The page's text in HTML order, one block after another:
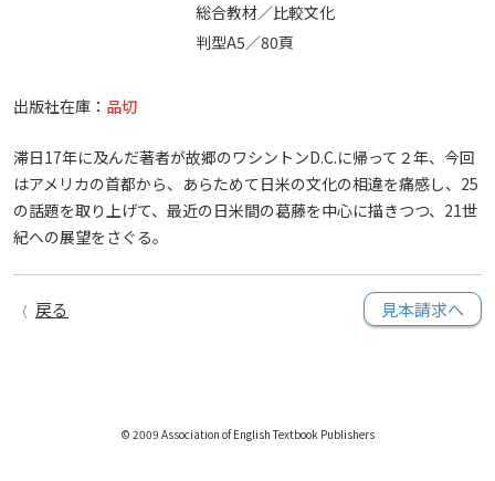
総合教材／比較文化
判型A5／80頁
出版社在庫： 品切
滞日17年に及んだ著者が故郷のワシントンD.C.に帰って２年、今回
はアメリカの首都から、あらためて日米の文化の相違を痛感し、25
の話題を取り上げて、最近の日米間の葛藤を中心に描きつつ、21世
紀への展望をさぐる。
戻る 見本請求へ
© 2009 Association of English Textbook Publishers